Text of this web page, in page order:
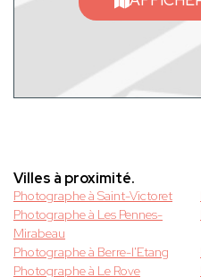
Villes à proximité.
Photographe à Saint-Victoret
Photographe à Les Pennes-
Mirabeau
Photographe à Berre-l'Etang
Photographe à Le Rove